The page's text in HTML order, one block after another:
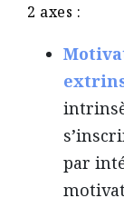
2 axes :
par